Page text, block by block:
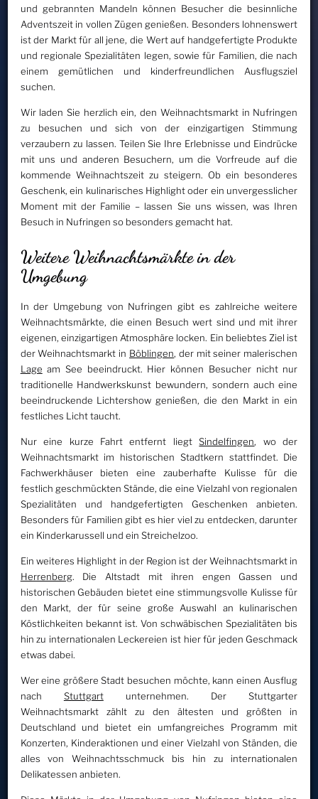
und gebrannten Mandeln können Besucher die besinnliche
Adventszeit in vollen Zügen genießen. Besonders lohnenswert
ist der Markt für all jene, die Wert auf handgefertigte Produkte
und regionale Spezialitäten legen, sowie für Familien, die nach
einem gemütlichen und kinderfreundlichen Ausflugsziel
suchen.
Wir laden Sie herzlich ein, den Weihnachtsmarkt in Nufringen
zu besuchen und sich von der einzigartigen Stimmung
verzaubern zu lassen. Teilen Sie Ihre Erlebnisse und Eindrücke
mit uns und anderen Besuchern, um die Vorfreude auf die
kommende Weihnachtszeit zu steigern. Ob ein besonderes
Geschenk, ein kulinarisches Highlight oder ein unvergesslicher
Moment mit der Familie – lassen Sie uns wissen, was Ihren
Besuch in Nufringen so besonders gemacht hat.
Weitere Weihnachtsmärkte in der
Umgebung
In der Umgebung von Nufringen gibt es zahlreiche weitere
Weihnachtsmärkte, die einen Besuch wert sind und mit ihrer
eigenen, einzigartigen Atmosphäre locken. Ein beliebtes Ziel ist
der Weihnachtsmarkt in Böblingen, der mit seiner malerischen
Lage am See beeindruckt. Hier können Besucher nicht nur
traditionelle Handwerkskunst bewundern, sondern auch eine
beeindruckende Lichtershow genießen, die den Markt in ein
festliches Licht taucht.
Nur eine kurze Fahrt entfernt liegtSindelfingen, wo der
Weihnachtsmarkt im historischen Stadtkern stattfindet. Die
Fachwerkhäuser bieten eine zauberhafte Kulisse für die
festlich geschmückten Stände, die eine Vielzahl von regionalen
Spezialitäten und handgefertigten Geschenken anbieten.
Besonders für Familien gibt es hier viel zu entdecken, darunter
ein Kinderkarussell und ein Streichelzoo.
Ein weiteres Highlight in der Region ist der Weihnachtsmarkt in
Herrenberg. Die Altstadt mit ihren engen Gassen und
historischen Gebäuden bietet eine stimmungsvolle Kulisse für
den Markt, der für seine große Auswahl an kulinarischen
Köstlichkeiten bekannt ist. Von schwäbischen Spezialitäten bis
hin zu internationalen Leckereien ist hier für jeden Geschmack
etwas dabei.
Wer eine größere Stadt besuchen möchte, kann einen Ausflug
nach Stuttgartunternehmen. Der Stuttgarter
Weihnachtsmarkt zählt zu den ältesten und größten in
Deutschland und bietet ein umfangreiches Programm mit
Konzerten, Kinderaktionen und einer Vielzahl von Ständen, die
alles von Weihnachtsschmuck bis hin zu internationalen
Delikatessen anbieten.